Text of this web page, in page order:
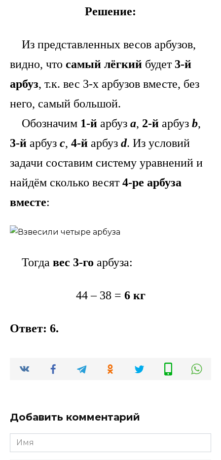
Решение:
Из представленных весов арбузов,
видно, что самый лёгкий будет3-й
арбуз, т.к. вес 3-х арбузов вместе, без
него, самый большой.
Обозначим 1-й арбуз а, 2-й арбуз b,
3-й арбуз c, 4-й арбуз d. Из условий
задачи составим систему уравнений и
найдём сколько весят4-ре арбуза
вместе:
Тогда вес 3-го арбуза:
44 – 38 = 6 кг
Ответ: 6.
Добавить комментарий
Имя
*